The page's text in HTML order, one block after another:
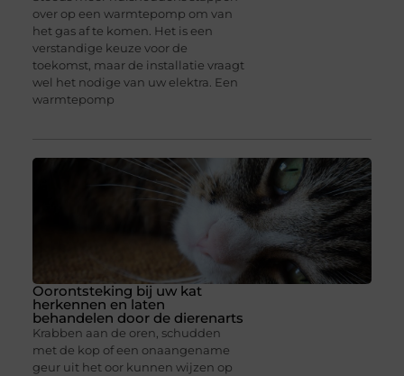
over op een warmtepomp om van
het gas af te komen. Het is een
verstandige keuze voor de
toekomst, maar de installatie vraagt
wel het nodige van uw elektra. Een
warmtepomp
Oorontsteking bij uw kat
herkennen en laten
behandelen door de dierenarts
Krabben aan de oren, schudden
met de kop of een onaangename
geur uit het oor kunnen wijzen op